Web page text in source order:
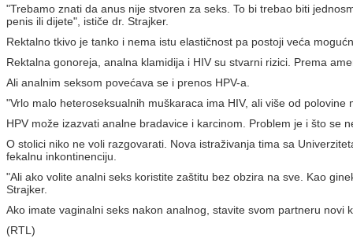
"Trebamo znati da anus nije stvoren za seks. To bi trebao biti
penis ili dijete", ističe dr. Strajker.
Rektalno tkivo je tanko i nema istu elastičnost pa postoji veća
Rektalna gonoreja, analna klamidija i HIV su stvarni rizici. Prema
Ali analnim seksom povećava se i prenos HPV-a.
"Vrlo malo heteroseksualnih muškaraca ima HIV, ali više od polovine
HPV može izazvati analne bradavice i karcinom. Problem je i što se
O stolici niko ne voli razgovarati. Nova istraživanja tima sa
fekalnu inkontinenciju.
"Ali ako volite analni seks koristite zaštitu bez obzira na sve. Kao
Strajker.
Ako imate vaginalni seks nakon analnog, stavite svom partneru novi
(RTL)